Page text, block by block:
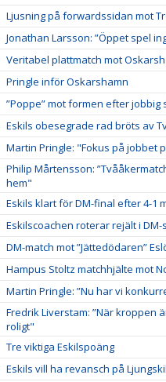
Ljusning på forwardssidan mot
Jonathan Larsson: ”Öppet spel
Veritabel plattmatch mot
Pringle inför Oskarshamn
”Poppe” mot formen efter jobbig
Eskils obesegrade rad bröts av
Martin Pringle: "Fokus på jobbet
Philip Mårtensson:
hem"
Eskils klart för DM-final efter 4-1
Eskilscoachen roterar rejält i DM-
DM-match mot ”Jättedödaren”
Hampus Stoltz matchhjälte mot
Martin Pringle: ”Nu har vi
Fredrik Liverstam: ”När kroppen
roligt"
Tre viktiga Eskilspoäng
Eskils vill ha revansch på